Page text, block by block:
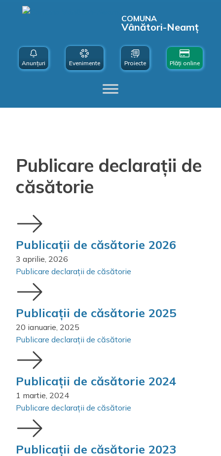
COMUNA
Vânători-Neamț
Anunțuri Evenimente Proiecte Plăți online
Publicare declarații de
căsătorie
Publicații de căsătorie 2026
3 aprilie, 2026
Publicare declarații de căsătorie
Publicații de căsătorie 2025
20 ianuarie, 2025
Publicare declarații de căsătorie
Publicații de căsătorie 2024
1 martie, 2024
Publicare declarații de căsătorie
Publicații de căsătorie 2023